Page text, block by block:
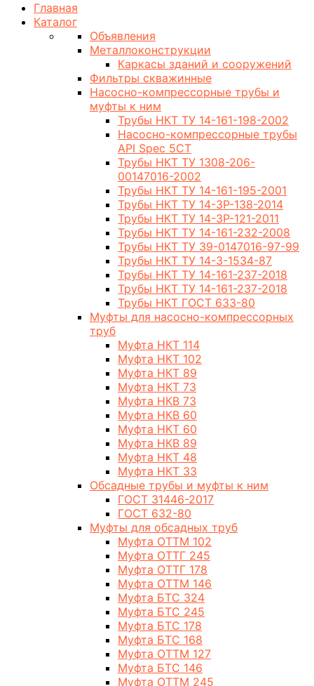
Главная
Каталог
Объявления
Металлоконструкции
Каркасы зданий и сооружений
Фильтры скважинные
Насосно-компрессорные трубы и
муфты к ним
Трубы НКТ ТУ 14-161-198-2002
Насосно-компрессорные трубы
API Spec 5CT
Трубы НКТ ТУ 1308-206-
00147016-2002
Трубы НКТ ТУ 14-161-195-2001
Трубы НКТ ТУ 14-3Р-138-2014
Трубы НКТ ТУ 14-3Р-121-2011
Трубы НКТ ТУ 14-161-232-2008
Трубы НКТ ТУ 39-0147016-97-99
Трубы НКТ ТУ 14-3-1534-87
Трубы НКТ ТУ 14-161-237-2018
Трубы НКТ ТУ 14-161-237-2018
Трубы НКТ ГОСТ 633-80
Муфты для насосно-компрессорных
труб
Муфта НКТ 114
Муфта НКТ 102
Муфта НКТ 89
Муфта НКТ 73
Муфта НКВ 73
Муфта НКВ 60
Муфта НКТ 60
Муфта НКВ 89
Муфта НКТ 48
Муфта НКТ 33
Обсадные трубы и муфты к ним
ГОСТ 31446-2017
ГОСТ 632-80
Муфты для обсадных труб
Муфта ОТТМ 102
Муфта ОТТГ 245
Муфта ОТТГ 178
Муфта ОТТМ 146
Муфта БТС 324
Муфта БТС 245
Муфта БТС 178
Муфта БТС 168
Муфта ОТТМ 127
Муфта БТС 146
Муфта ОТТМ 245